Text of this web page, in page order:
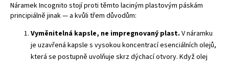
Náramek Incognito stojí proti těmto laciným plastovým páskám
principiálně jinak — a kvůli třem důvodům:
Vyměnitelná kapsle, ne impregnovaný plast. V náramku
je uzavřená kapsle s vysokou koncentrací esenciálních olejů,
která se postupně uvolňuje skrz dýchací otvory. Když olej